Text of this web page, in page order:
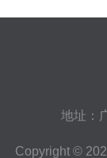
地址：
Copyright ©